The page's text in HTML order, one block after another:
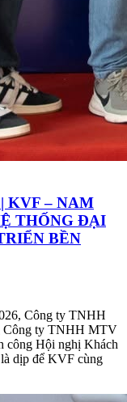
KVF – NAM
THỐNG ĐẠI
BỀN
Công ty TNHH
Công ty TNHH MTV
công Hội nghị Khách
dịp để KVF cùng